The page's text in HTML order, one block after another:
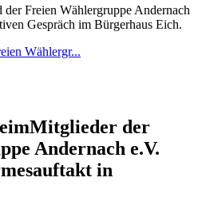
Freien Wählergruppe Andernach
Gespräch im Bürgerhaus Eich.
Wählergr...
Mitglieder der
Andernach e.V.
in